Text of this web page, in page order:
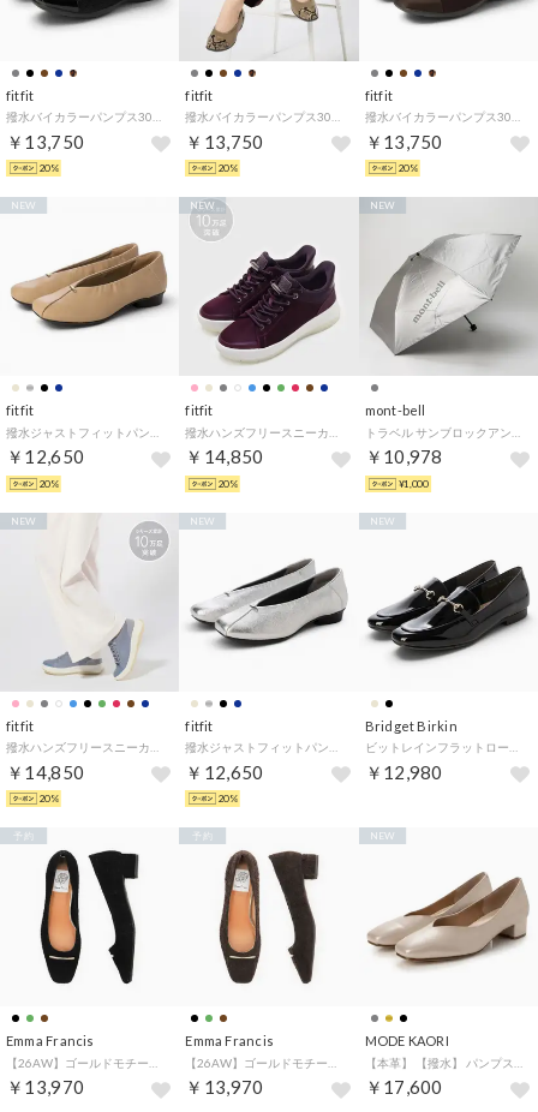
fitfit
￥13,750
20%
fitfit
￥13,750
20%
fitfit
￥13,750
20%
fitfit
￥12,650
NEW
20%
fitfit
￥14,850
NEW
20%
mont-bell
￥10,978
NEW
¥1,000
fitfit
￥14,850
NEW
20%
fitfit
￥12,650
NEW
20%
Bridget Birkin
￥12,980
NEW
Emma Francis
￥13,970
予約
Emma Francis
￥13,970
予約
MODE KAORI
￥17,600
NEW